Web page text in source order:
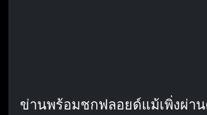
ข่านพร้อมชกฟลอยด์แม้เพิ่งผ่า